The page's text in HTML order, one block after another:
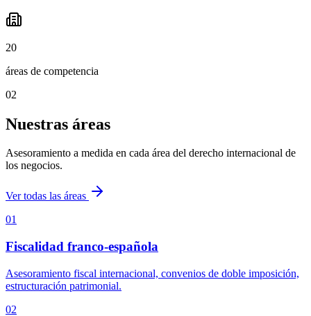
20
áreas de competencia
02
Nuestras áreas
Asesoramiento a medida en cada área del derecho internacional de
los negocios.
Ver todas las áreas
01
Fiscalidad franco-española
Asesoramiento fiscal internacional, convenios de doble imposición,
estructuración patrimonial.
02